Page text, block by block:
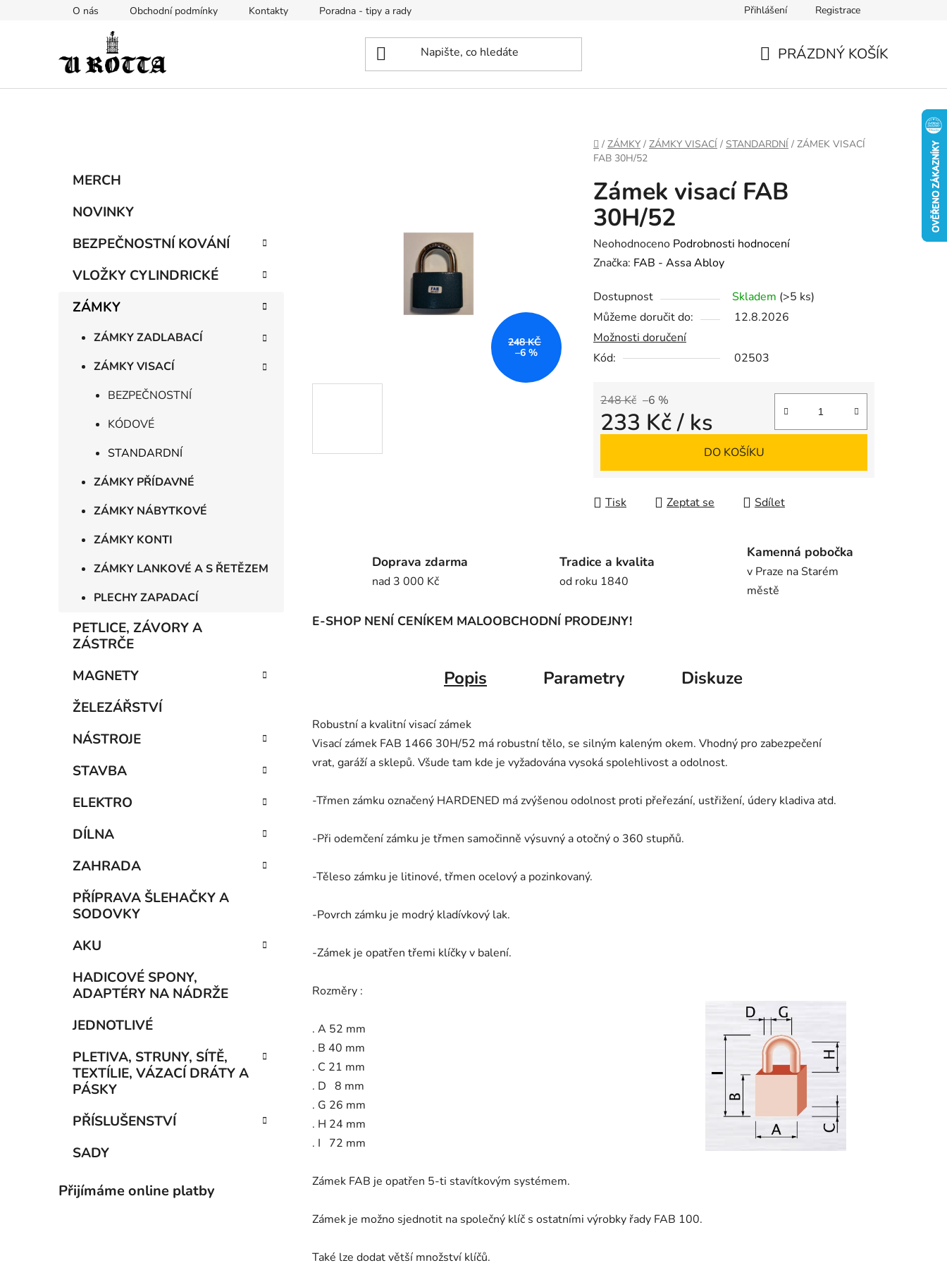
O nás Obchodní podmínky Kontakty Poradna - tipy a rady Přihlášení Registrace
PRÁZDNÝ KOŠÍK
DOMŮ
/ ZÁMKY / ZÁMKY VISACÍ / STANDARDNÍ / ZÁMEK VISACÍ
FAB 30H/52
Přeskočit
kategorie
MERCH
NOVINKY
BEZPEČNOSTNÍ KOVÁNÍ
VLOŽKY CYLINDRICKÉ
ZÁMKY
ZÁMKY ZADLABACÍ
ZÁMKY VISACÍ
BEZPEČNOSTNÍ
KÓDOVÉ
STANDARDNÍ
ZÁMKY PŘÍDAVNÉ
ZÁMKY NÁBYTKOVÉ
ZÁMKY KONTI
ZÁMKY LANKOVÉ A S ŘETĚZEM
PLECHY ZAPADACÍ
PETLICE, ZÁVORY A
ZÁSTRČE
MAGNETY
ŽELEZÁŘSTVÍ
NÁSTROJE
STAVBA
ELEKTRO
DÍLNA
ZAHRADA
PŘÍPRAVA ŠLEHAČKY A
SODOVKY
AKU
HADICOVÉ SPONY,
ADAPTÉRY NA NÁDRŽE
JEDNOTLIVÉ
PLETIVA, STRUNY, SÍTĚ,
TEXTÍLIE, VÁZACÍ DRÁTY A
PÁSKY
PŘÍSLUŠENSTVÍ
SADY
Přijímáme online platby
Zámek visací FAB
30H/52
Průměrné
hodnocení
je
0,0
z
5
Neohodnoceno Podrobnosti hodnocení
Značka: FAB - Assa Abloy
Dostupnost Skladem (>5 ks)
Můžeme doručit do:
12.8.2026
Možnosti doručení
Kód:
02503
248 Kč –6 %
233 Kč/ ks
DO KOŠÍKU
Tisk Zeptat se Sdílet
248 KČ
–6 %
Doprava zdarma
nad 3 000 Kč
Tradice a kvalita
od roku 1840
Kamenná pobočka
v Praze na Starém
městě
E-SHOP NENÍ CENÍKEM MALOOBCHODNÍ PRODEJNY!
Popis Parametry Diskuze
Robustní a kvalitní visací zámek
Visací zámek FAB 1466 30H/52 má robustní tělo, se silným kaleným okem. Vhodný pro zabezpečení
vrat, garáží a sklepů. Všude tam kde je vyžadována vysoká spolehlivost a odolnost.
-Třmen zámku označený HARDENED má zvýšenou odolnost proti přeřezání, ustřižení, údery kladiva atd.
-Při odemčení zámku je třmen samočinně výsuvný a otočný o 360 stupňů.
-Těleso zámku je litinové, třmen ocelový a pozinkovaný.
-Povrch zámku je modrý kladívkový lak.
-Zámek je opatřen třemi klíčky v balení.
Rozměry :
. A 52 mm
. B 40 mm
. C 21 mm
. D 8 mm
. G 26 mm
. H 24 mm
. I 72 mm
Zámek FAB je opatřen 5-ti stavítkovým systémem.
Zámek je možno sjednotit na společný klíč s ostatními výrobky řady FAB 100.
Také lze dodat větší množství klíčů.